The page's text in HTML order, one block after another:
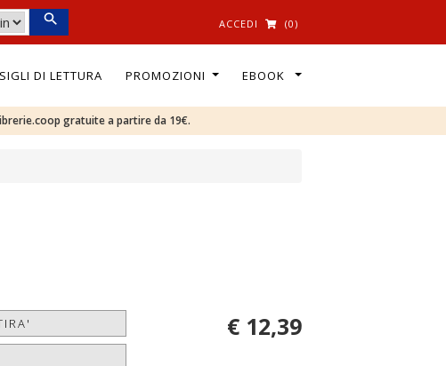
ACCEDI (0)
DI LETTURA PROMOZIONI EBOOK
gratuite a partire da 19€.
€ 12,39